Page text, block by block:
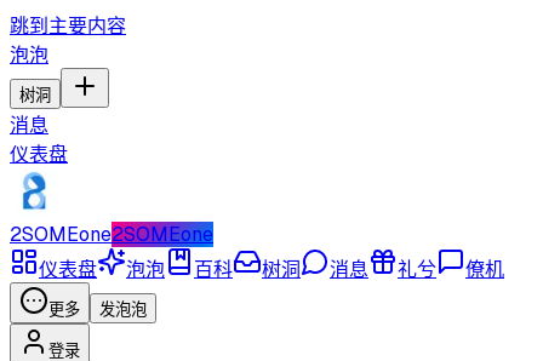
跳到主要内容
泡泡
树洞
消息
仪表盘
2SOMEone2SOMEone
仪表盘
泡泡 百科 树洞 消息 礼兮 僚机
更多 发泡泡
登录